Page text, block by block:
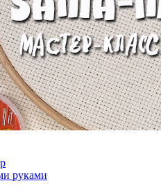
руками